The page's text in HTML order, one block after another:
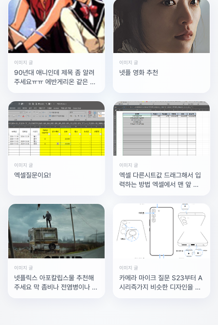
이미지 글
90년대 애니인데 제목 좀 알려
주세요ㅠㅠ 에반게리온 같은 애
이미지 글
넷플 영화 추천
이미지 글
엑셀질문이요!
이미지 글
엑셀 다른시트값 드래그해서 입
력하는 방법 엑셀에서 맨 앞 시
로 이름이 다릅니다. 드래그
이미지 글
넷플릭스 아포칼립스물 추천해
주세요 막 좀비나 전염병이나 각
이미지 글
카메라 마이크 질문 S23부터 A
시리즉가지 비슷한 디자인을 하